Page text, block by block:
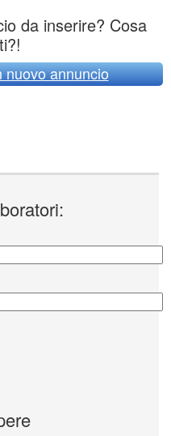
da inserire? Cosa
nuovo annuncio